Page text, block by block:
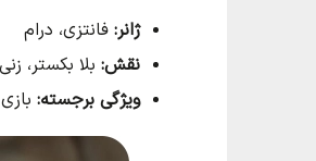
ژانر: فانتزی، درام
نقش: بلا بکستر،
ویژگی برجسته: